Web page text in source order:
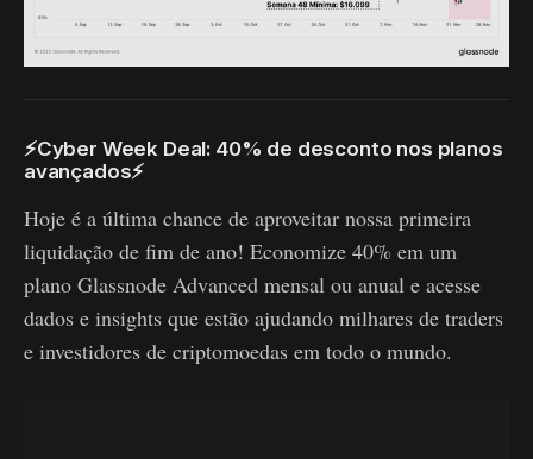
⚡Cyber ​​Week Deal: 40% de desconto nos planos
avançados⚡
Hoje é a última chance de aproveitar nossa primeira
liquidação de fim de ano! Economize 40% em um
plano Glassnode Advanced mensal ou anual e acesse
dados e insights que estão ajudando milhares de traders
e investidores de criptomoedas em todo o mundo.